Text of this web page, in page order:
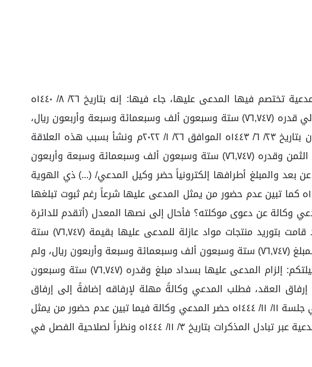
تتلخص وقائع هذه الدعوى –وبالقدر اللازم لإصدار هذا الحكم في أنه وردت للدائرة لائحة دعوى مقدمة من المدعية تختصم فيها المدعى عليها، جاء فيها: إنه بتاريخ ٢٦/ ٨/ ١٤٤٠ه
الموافق ١/ ٥/ ٢٠١٩م اتفق أطراف الدعوى على أن تورد المدعية للمدعى عليها مواد عازلة لتسرب المياه بثمن إجمالي قدره (٧٦,٧٤٧) ستة وسبعون ألف وسبعمائة وسبعة وأربعون ريال،
لم يسدد منه شيء، وقد استلمت المدعى عليها كامل المبيع ولم يتم تحديد مدة العقد، علماً أن نشوء الحق كان بتاريخ ٢٣/ ٦/ ١٤٤٣ه الموافق ٢٦/ ١/ ٢٠٢٢م ونشأ بسبب هذه العلاقة
التجارية عدم تسليم المبلغ المستحق من ثمن المبيع، استناداً إلى مصادقة، لذا أطلب إلزام المدعى عليها بتسليم الثمن وقدره (٧٦,٧٤٧) ستة وسبعون ألف وسبعمائة وسبعة وأربعون
ففي جلسة ١٢/ ١٠/ ١٤٤٤ه التحضرية المنعقدة مرئية عن بعد والمبلغ أطرافها إلكترونياً حضر وكيل المدعي/ (...) ذي الهوية
الوطنية رقم (...) بموجب الوكالة رقم (...) المصدرة من الخدمات الالكترونية بوزارة العدل وتنتهي بتاريخ ٢٢/ ٦/ ١٤٤٥ه كما تبين عدم حضور من يمثل المدعى عليها شرعاً رغم ثبوت تبلغها
وكالة عن دعوى موكلته؟ فأحال إلى نصها المعدل (أتقدم للدائرة
بتفصيل دعوى موكلتي فيما يلي: ١– موكلتي تعمل في مجال إنتاج المواد العازلة والمانعة لتسرب المياه، وقد قامت بتوريد منتجات مواد عازلة للمدعى عليها بقيمة (٧٦,٧٤٧) ستة
وسبعون ألف وسبعمائة وسبعة وأربعون ريال سعودي. ٢- في تاريخ ١٦/ ١/٢٠٢٢م صادقت المدعى عليها على كامل المبلغ (٧٦,٧٤٧) ستة وسبعون ألف وسبعمائة وسبعة وأربعون ريال، ولم
تلتزم بالسداد رغم مطالبات موكلتي المتكررة بالسداد إلا أن المدعى عليها لم تستجيب، ولما تقدم أطلب من فضيلتكم: إلزام المدعى عليها بسداد مبلغ وقدره (٧٦,٧٤٧) ستة وسبعون
العقد، فطلب المدعي وكالةً مهلة لإرفاقه إضافةً إلى إرفاق
المصادقة بصيغة أوضح للختم، على أن تودع عبر النظام إلكترونياً خلال ثلاثة أيام تبدأ من اليوم، فاستعد بذلك، وفي جلسة ١١/ ١١/ ١٤٤٤ه حضر المدعي وكالة فيما تبين عدم حضور من يمثل
المدعى عليها رغم تبلغها بموعد هذه الجلسة بالبلاغ رقم (...) وتشير الدائرة إلى المصادقة المرفقة من وكيل المدعية عبر تبادل المذكرات بتاريخ ٣/ ١١/ ١٤٤٤ه ونظراً لصلاحية الفصل في